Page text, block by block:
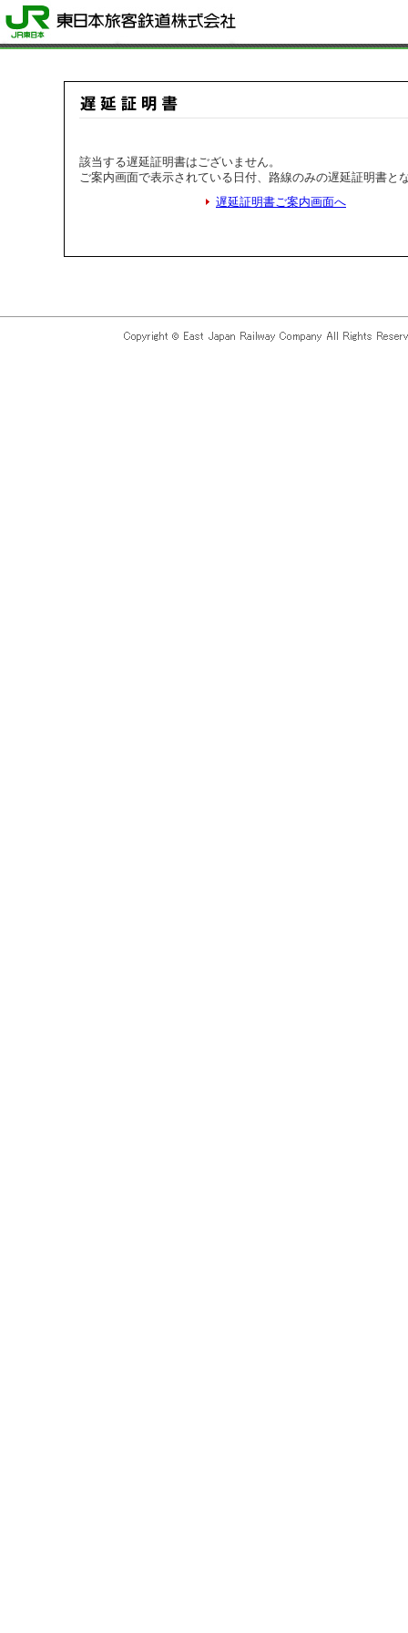
該当する遅延証明書はございません。
ご案内画面で表示されている日付、路線のみの遅延証明書と
遅延証明書ご案内画面へ